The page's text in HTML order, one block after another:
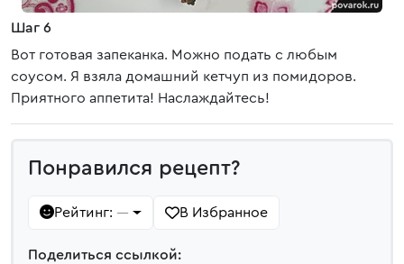
Шаг 6
Вот готовая запеканка. Можно подать с любым
соусом. Я взяла домашний кетчуп из помидоров.
Приятного аппетита! Наслаждайтесь!
Понравился рецепт?
Рейтинг: — В Избранное
Поделиться ссылкой: